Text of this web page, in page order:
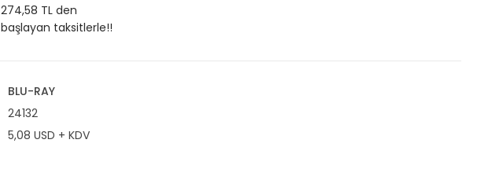
274,58 TL den
başlayan taksitlerle!!
BLU-RAY
24132
5,08 USD + KDV